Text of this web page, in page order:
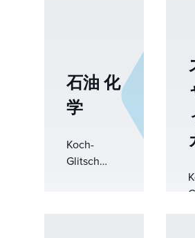
能な気液分
離に依存し
ています。
Glitschは、
世界中の
石油 化
学
Koch-
Glitsch